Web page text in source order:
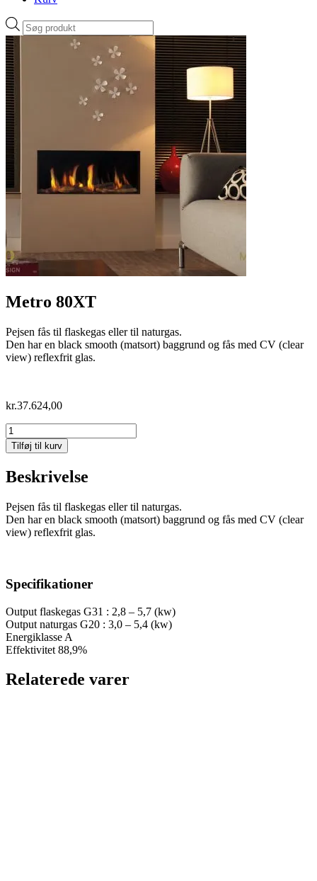
Products
search
Metro 80XT
Pejsen fås til flaskegas eller til naturgas.
Den har en black smooth (matsort) baggrund og fås med CV (clear
view) reflexfrit glas.
kr.37.624,00
Metro
80XT
antal
Tilføj til kurv
Beskrivelse
Pejsen fås til flaskegas eller til naturgas.
Den har en black smooth (matsort) baggrund og fås med CV (clear
view) reflexfrit glas.
Specifikationer
Output flaskegas G31 : 2,8 – 5,7 (kw)
Output naturgas G20 : 3,0 – 5,4 (kw)
Energiklasse A
Effektivitet 88,9%
Relaterede varer